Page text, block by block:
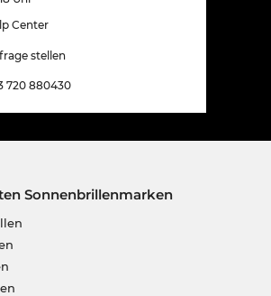
Center
stellen
720 880430
Sonnenbrillenmarken